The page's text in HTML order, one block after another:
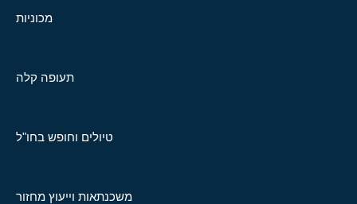
מכוניות
תעופה קלה
טיולים וחופש בחו"ל
משכנתאות וייעוץ מחזור